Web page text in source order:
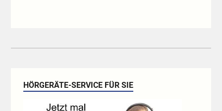
HÖRGERÄTE-SERVICE FÜR SIE